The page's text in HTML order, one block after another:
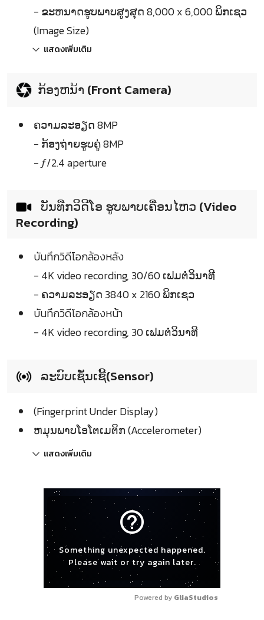
- ຂະຫນາດຮູບພາບສູງສຸດ 8,000 x 6,000 ພິກເຊວ
(Image Size)
แสดงเพิ่มเติม
ກ້ອງຫນ້າ (Front Camera)
ຄວາມລະອຽດ 8MP
- ກ້ອງຖ່າຍຮູບຄູ່ 8MP
- ƒ/2.4 aperture
ບັນທືກວິດີໂອ ຮູບພາບເຄື່ອນໄຫວ (Video
Recording)
บันทึกวิดีโอกล้องหลัง
- 4K video recording, 30/60 ເຟມຕໍ່ວິນາທີ
- ຄວາມລະອຽດ 3840 x 2160 ພິກເຊວ
บันทึกวิดีโอกล้องหน้า
- 4K video recording, 30 ເຟມຕໍ່ວິນາທີ
ລະບົບເຊັ່ນເຊີ້(Sensor)
(Fingerprint Under Display)
ຫມຸນພາບໂອໂຕເມຕິກ (Accelerometer)
แสดงเพิ่มเติม
help_outline
Something unexpected happened.
Please wait or try again later.
Powered by GliaStudios